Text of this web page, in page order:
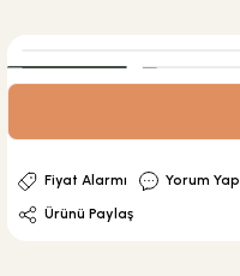
Fiyat Alarmı Yorum Yap
Ürünü Paylaş